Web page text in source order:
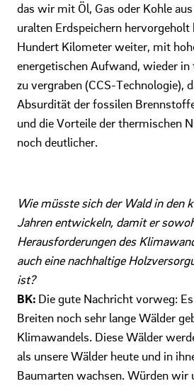
das wir mit Öl, Gas oder Kohle
uralten Erdspeichern hervorgeholt
Hundert Kilometer weiter, mit
energetischen Aufwand, wieder
zu vergraben (CCS-Technologie),
Absurdität der fossilen
und die Vorteile der thermischen
noch deutlicher.
Wie müsste sich der Wald in den
Jahren entwickeln, damit er
Herausforderungen des
auch eine nachhaltige
ist?
BK: Die gute Nachricht vorweg:
Breiten noch sehr lange Wälder
Klimawandels. Diese Wälder
als unsere Wälder heute und in
Baumarten wachsen. Würden wir